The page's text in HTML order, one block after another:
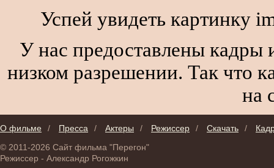
Успей увидеть картинку
У нас предоставлены кадры
низком разрешении. Так что
на
О фильме / Пресса / Актеры / Режиссер / Скачать /
© 2011-2026 Сайт фильма "Перегон"
Режиссер - Александр Рогожкин